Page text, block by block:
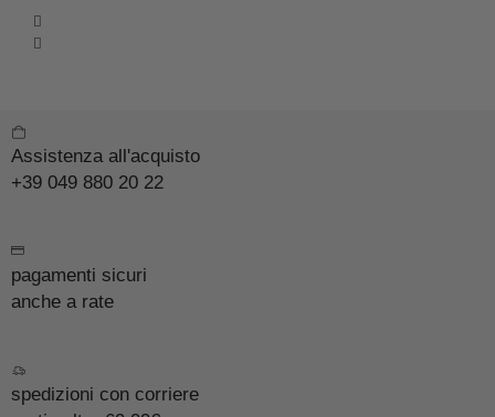
Assistenza all'acquisto
+39 049 880 20 22
pagamenti sicuri
anche a rate
spedizioni con corriere